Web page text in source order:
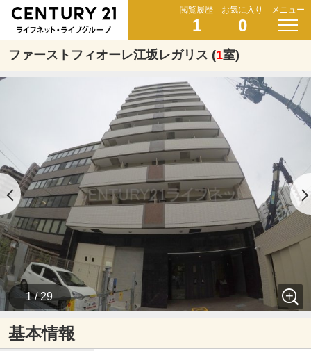
閲覧履歴
1
お気に入り
0
メニュー
ファーストフィオーレ江坂レガリス (1室)
1 / 29
基本情報